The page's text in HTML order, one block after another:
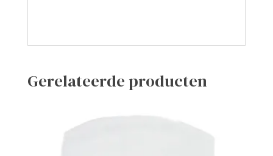
Gerelateerde producten